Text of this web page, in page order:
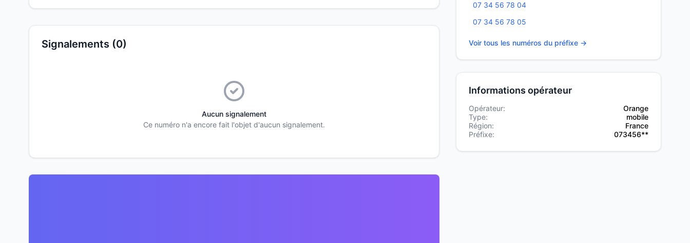
Signalements (0)
Aucun signalement
Ce numéro n'a encore fait l'objet d'aucun signalement.
07 34 56 78 04
07 34 56 78 05
Voir tous les numéros du préfixe →
Informations opérateur
Opérateur:
Orange
Type:
mobile
Région:
France
Préfixe:
073456**